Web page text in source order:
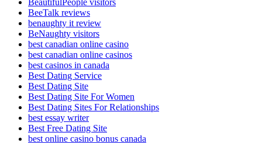
BeeTalk reviews
benaughty it review
BeNaughty visitors
best canadian online casino
best canadian online casinos
best casinos in canada
Best Dating Service
Best Dating Site
Best Dating Site For Women
Best Dating Sites For Relationships
best essay writer
Best Free Dating Site
best online casino bonus canada